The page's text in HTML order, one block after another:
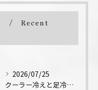
Recent
2026/07/25
クーラー冷えと足冷え対策のエステ技術